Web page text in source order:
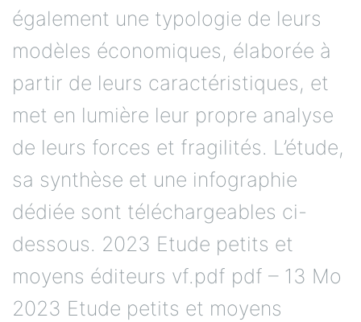
également une typologie de leurs
modèles économiques, élaborée à
partir de leurs caractéristiques, et
met en lumière leur propre analyse
de leurs forces et fragilités. L’étude,
sa synthèse et une infographie
dédiée sont téléchargeables ci-
dessous. 2023 Etude petits et
moyens éditeurs vf.pdf pdf – 13 Mo
2023 Etude petits et moyens